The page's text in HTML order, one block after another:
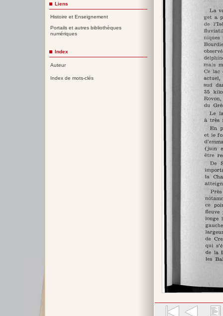
Liens
Histoire et Enseignement
Portails et autres bibliothèques
numériques
Index
Auteur
Index de mots-clés